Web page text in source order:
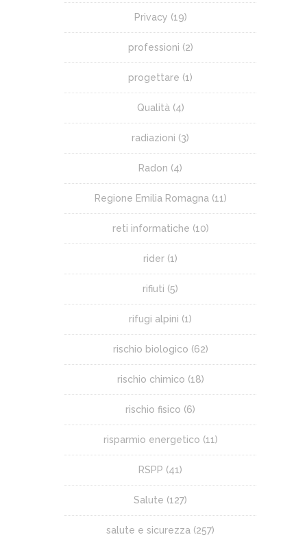
Privacy (19)
professioni (2)
progettare (1)
Qualità (4)
radiazioni (3)
Radon (4)
Regione Emilia Romagna (11)
reti informatiche (10)
rider (1)
rifiuti (5)
rifugi alpini (1)
rischio biologico (62)
rischio chimico (18)
rischio fisico (6)
risparmio energetico (11)
RSPP (41)
Salute (127)
salute e sicurezza (257)